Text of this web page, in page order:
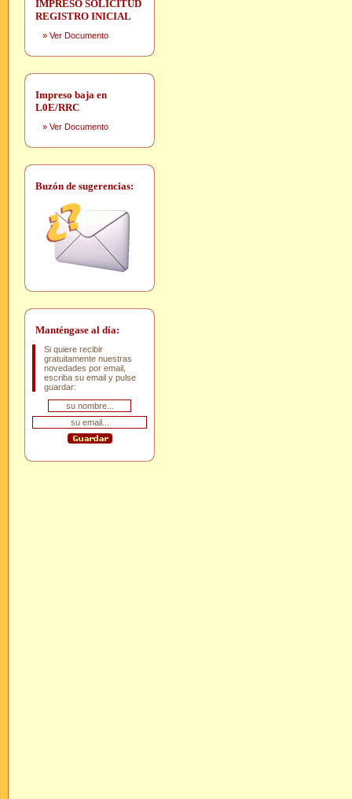
IMPRESO SOLICITUD
REGISTRO INICIAL
» Ver Documento
Impreso baja en
L0E/RRC
» Ver Documento
Buzón de sugerencias:
Manténgase al día:
Si quiere recibir
gratuitamente nuestras
novedades por email,
escriba su email y pulse
guardar: